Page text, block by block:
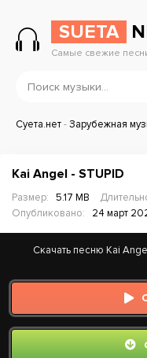
SUETA
Самые свежие
Суета.нет-Зарубежная
Kai Angel - STUPID
Размер: 5.17 MB
Опубликовано:
24 март
Скачать песню Kai